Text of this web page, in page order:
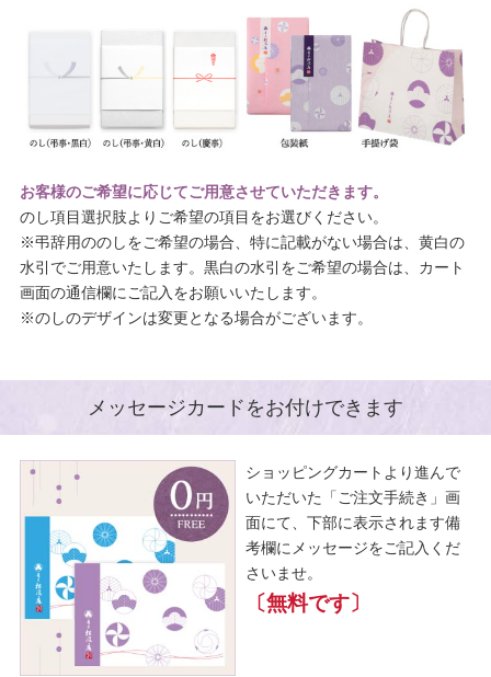
お客様のご希望に応じてご用意させていただきます。
のし項目選択肢よりご希望の項目をお選びください。
※弔辞用ののしをご希望の場合、特に記載がない場合は、黄白の
水引でご用意いたします。黒白の水引をご希望の場合は、カート
画面の通信欄にご記入をお願いいたします。
※のしのデザインは変更となる場合がございます。
メッセージカードをお付けできます
ショッピングカートより進んで
いただいた「ご注文手続き」画
面にて、下部に表示されます備
考欄にメッセージをご記入くだ
さいませ。
〔無料です〕